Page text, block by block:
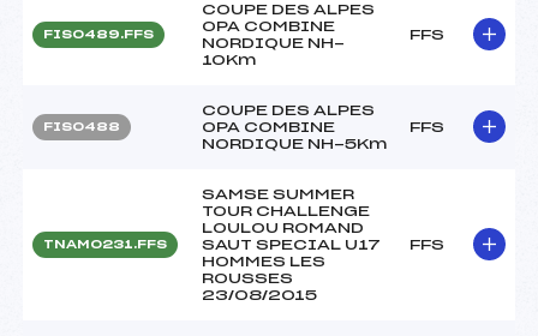
FIS0489.FFS
COUPE DES ALPES
OPA COMBINE
NORDIQUE NH-
10Km
FFS
FIS0488
COUPE DES ALPES
OPA COMBINE
NORDIQUE NH-5Km
FFS
TNAM0231.FFS
SAMSE SUMMER
TOUR CHALLENGE
LOULOU ROMAND
SAUT SPECIAL U17
HOMMES LES
ROUSSES
23/08/2015
FFS